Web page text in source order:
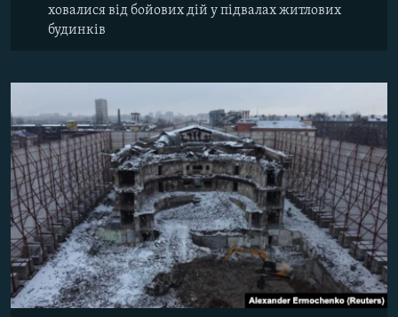
ховалися від бойових дій у підвалах житлових
будинків